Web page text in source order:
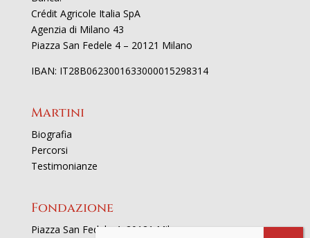
Crédit Agricole Italia SpA
Agenzia di Milano 43
Piazza San Fedele 4 – 20121 Milano
IBAN: IT28B0623001633000015298314
Martini
Biografia
Percorsi
Testimonianze
Fondazione
Piazza San Fedele 4, 20121 Milano